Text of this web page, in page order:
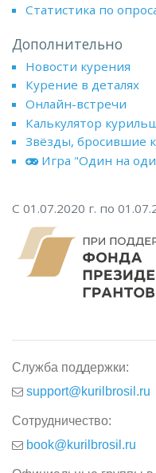
Статистика по
Дополнительно
Новости курения
Курение в деталях
Онлайн-встречи
Калькулятор
Звёзды, бросившие
Игра "Один на
С 01.07.2020 г. по
Служба поддержки:
support@kurilbrosil.ru
Сотрудничество:
book@kurilbrosil.ru